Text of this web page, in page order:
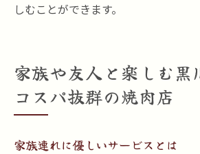
しむことができます。
家族や友人と楽しむ黒
コスパ抜群の焼肉店
家族連れに優しいサービスとは